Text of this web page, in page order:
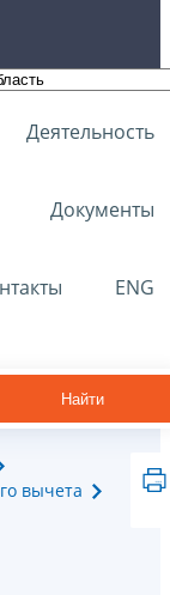
Деятельность
Документы
ENG
Найти
вычета